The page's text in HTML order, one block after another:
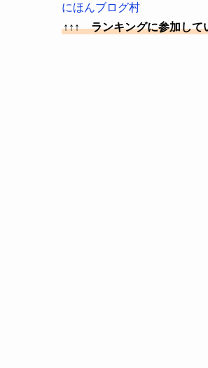
にほんブログ村
↑↑↑ ランキングに参加して